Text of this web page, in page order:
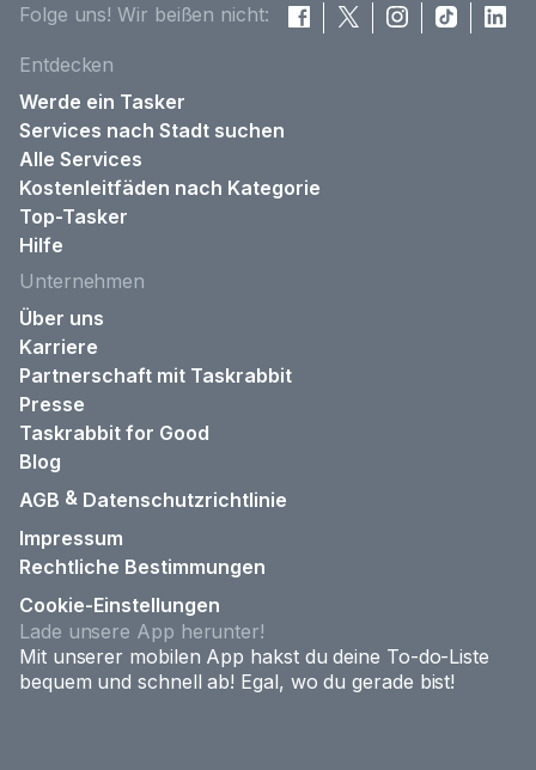
Folge uns! Wir beißen nicht:
Entdecken
Werde ein Tasker
Services nach Stadt suchen
Alle Services
Kostenleitfäden nach Kategorie
Top-Tasker
Hilfe
Unternehmen
Über uns
Karriere
Partnerschaft mit Taskrabbit
Presse
Taskrabbit for Good
Blog
AGB & Datenschutzrichtlinie
Impressum
Rechtliche Bestimmungen
Cookie-Einstellungen
Lade unsere App herunter!
Mit unserer mobilen App hakst du deine To-do-Liste
bequem und schnell ab! Egal, wo du gerade bist!